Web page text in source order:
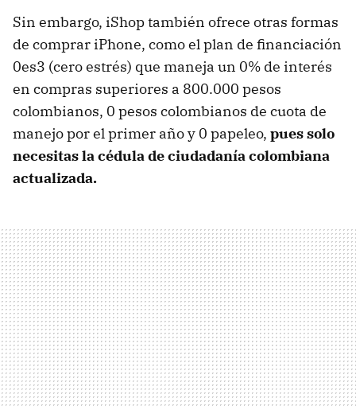
Sin embargo, iShop también ofrece otras formas
de comprar iPhone, como el plan de financiación
0es3 (cero estrés) que maneja un 0% de interés
en compras superiores a 800.000 pesos
colombianos, 0 pesos colombianos de cuota de
manejo por el primer año y 0 papeleo, pues solo
necesitas la cédula de ciudadanía colombiana
actualizada.